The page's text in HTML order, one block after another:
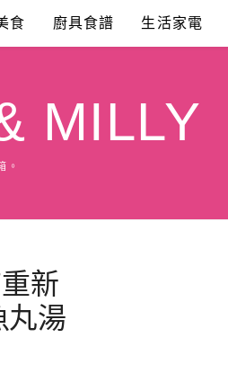
食 廚具食譜 生活家電
MILLY
。
新
丸湯